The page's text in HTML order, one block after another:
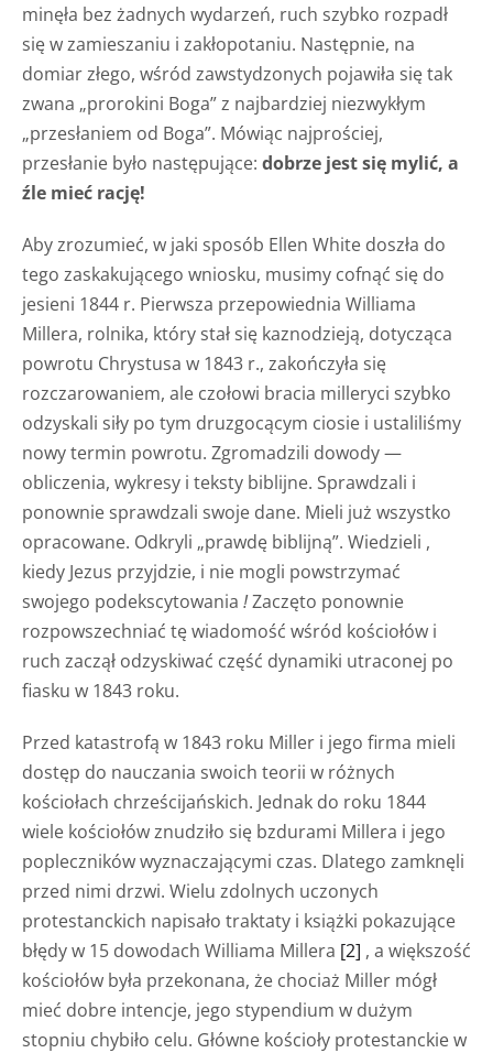
minęła bez żadnych wydarzeń, ruch szybko rozpadł
się w zamieszaniu i zakłopotaniu. Następnie, na
domiar złego, wśród zawstydzonych pojawiła się tak
zwana „prorokini Boga” z najbardziej niezwykłym
„przesłaniem od Boga”. Mówiąc najprościej,
przesłanie było następujące: dobrze jest się mylić, a
źle mieć rację!
Aby zrozumieć, w jaki sposób Ellen White doszła do
tego zaskakującego wniosku, musimy cofnąć się do
jesieni 1844 r. Pierwsza przepowiednia Williama
Millera, rolnika, który stał się kaznodzieją, dotycząca
powrotu Chrystusa w 1843 r., zakończyła się
rozczarowaniem, ale czołowi bracia milleryci szybko
odzyskali siły po tym druzgocącym ciosie i ustaliliśmy
nowy termin powrotu. Zgromadzili dowody —
obliczenia, wykresy i teksty biblijne. Sprawdzali i
ponownie sprawdzali swoje dane. Mieli już wszystko
opracowane. Odkryli „prawdę biblijną”. Wiedzieli ,
kiedy Jezus przyjdzie, i nie mogli powstrzymać
swojego podekscytowania !Zaczęto ponownie
rozpowszechniać tę wiadomość wśród kościołów i
ruch zaczął odzyskiwać część dynamiki utraconej po
fiasku w 1843 roku.
Przed katastrofą w 1843 roku Miller i jego firma mieli
dostęp do nauczania swoich teorii w różnych
kościołach chrześcijańskich. Jednak do roku 1844
wiele kościołów znudziło się bzdurami Millera i jego
popleczników wyznaczającymi czas. Dlatego zamknęli
przed nimi drzwi. Wielu zdolnych uczonych
protestanckich napisało traktaty i książki pokazujące
błędy w 15 dowodach Williama Millera [2] , a większość
kościołów była przekonana, że chociaż Miller mógł
mieć dobre intencje, jego stypendium w dużym
stopniu chybiło celu. Główne kościoły protestanckie w